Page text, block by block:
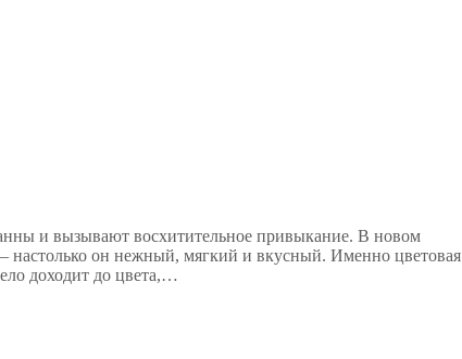
и вызывают восхитительное привыкание. В новом
настолько он нежный, мягкий и вкусный. Именно цветовая
доходит до цвета,…